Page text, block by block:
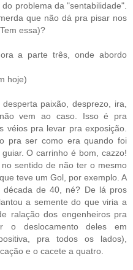
problema da "sentabilidade".
que não dá pra pisar nos
essa)?
a parte três, onde abordo
hoje)
paixão, desprezo, ira,
vem ao caso. Isso é pra
véios pra levar pra exposição.
pra ser como era quando foi
O carrinho é bom, cazzo!
sentido de não ter o mesmo
teve um Gol, por exemplo. A
de 40, né? De lá pros
a semente do que viria a
ralação dos engenheiros pra
o deslocamento deles em
pra todos os lados),
e o cacete a quatro.